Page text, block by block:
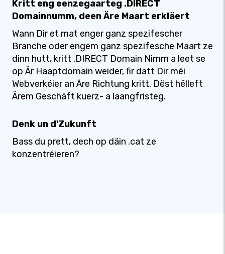
Kritt eng eenzegaarteg .DIRECT
Domainnumm, deen Äre Maart erkläert
Wann Dir et mat enger ganz spezifescher
Branche oder engem ganz spezifesche Maart ze
dinn hutt, kritt .DIRECT Domain Nimm a leet se
op Är Haaptdomain weider, fir datt Dir méi
Webverkéier an Äre Richtung kritt. Dëst hëlleft
Ärem Geschäft kuerz- a laangfristeg.
Denk un d'Zukunft
Bass du prett, dech op däin .cat ze
konzentréieren?